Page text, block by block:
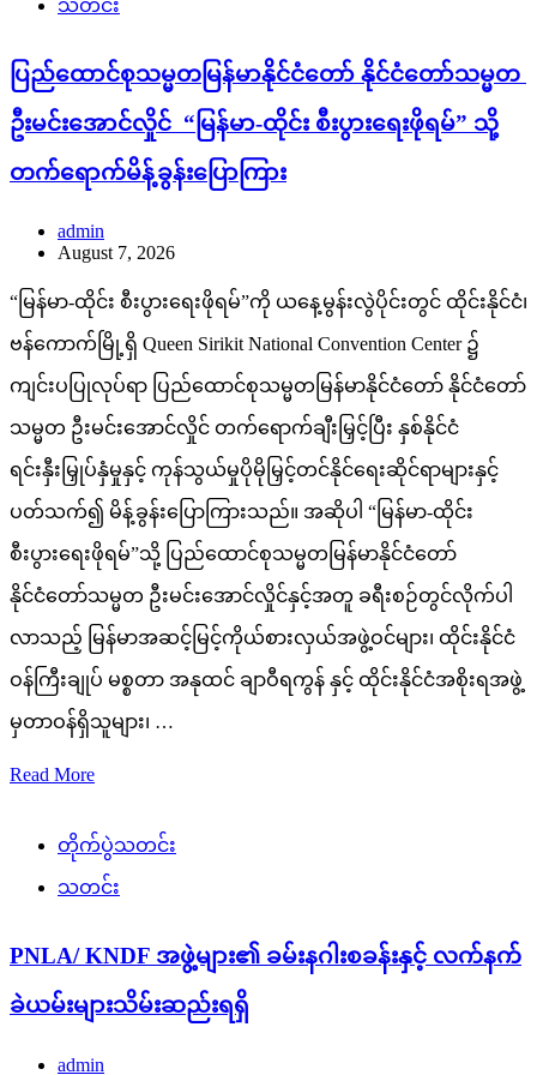
ပတ်သက်၍ မိန့်ခွန်းပြောကြားသည်။ အဆိုပါ “မြန်မာ-ထိုင်း
စီးပွားရေးဖိုရမ်”သို့ ပြည်ထောင်စုသမ္မတမြန်မာနိုင်ငံတော်
နိုင်ငံတော်သမ္မတ ဦးမင်းအောင်လှိုင်နှင့်အတူ ခရီးစဉ်တွင်လိုက်ပါ
လာသည့် မြန်မာအဆင့်မြင့်ကိုယ်စားလှယ်အဖွဲ့ဝင်များ၊ ထိုင်းနိုင်ငံ
ဝန်ကြီးချုပ် မစ္စတာ အနုထင် ချာဝီရကွန် နှင့် ထိုင်းနိုင်ငံအစိုးရအဖွဲ့
မှတာဝန်ရှိသူများ၊ …
တိုက်ပွဲသတင်း
သတင်း
PNLA/ KNDF အဖွဲ့များ၏ ခမ်းနဂါးစခန်းနှင့် လက်နက်
ခဲယမ်းများသိမ်းဆည်းရရှိ
admin
December 7, 2024
ပြည်သူ့စစ်မှ ခွန်မျိုးချစ် ဦးဆောင်တဲ့ အဖွဲ့နှင့် တပ်မတော်
စစ်ကြောင်းများသည် အကြမ်းဖက် PNLA/ KNDF အဖွဲ့များ
ကျူးကျော်ဝင်ရောက် တပ်စွဲထားသည့် ပအိုဝ်းဒေသအတွင်းရှိ
ခမ်းနဂါးစခန်းအား ယနေ့ မွန်းလွဲ ၃ နာရီ ခန့်တွင် သိမ်းပိုက်ရရှိခဲ့
Read More
သတင်း